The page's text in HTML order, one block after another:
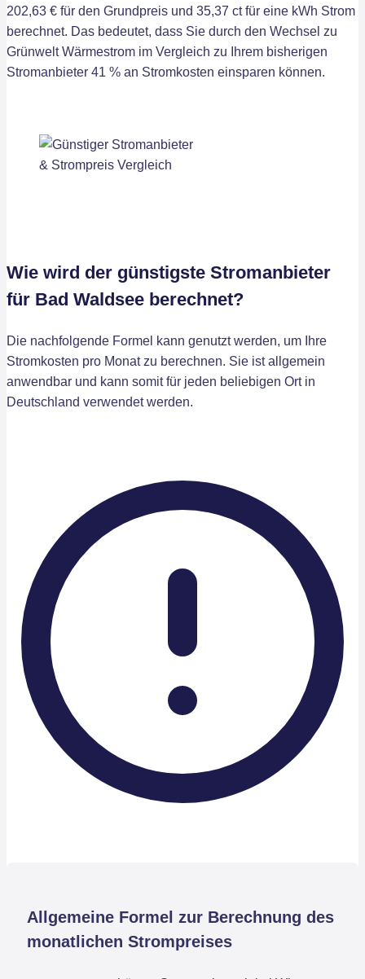
202,63 € für den Grundpreis und 35,37 ct für eine kWh Strom
berechnet. Das bedeutet, dass Sie durch den Wechsel zu
Grünwelt Wärmestrom im Vergleich zu Ihrem bisherigen
Stromanbieter 41 % an Stromkosten einsparen können.
Wie wird der günstigste Stromanbieter
für Bad Waldsee berechnet?
Die nachfolgende Formel kann genutzt werden, um Ihre
Stromkosten pro Monat zu berechnen. Sie ist allgemein
anwendbar und kann somit für jeden beliebigen Ort in
Deutschland verwendet werden.
Allgemeine Formel zur Berechnung des
monatlichen Strompreises